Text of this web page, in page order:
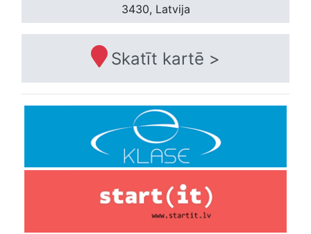
3430, Latvija
Skatīt kartē >